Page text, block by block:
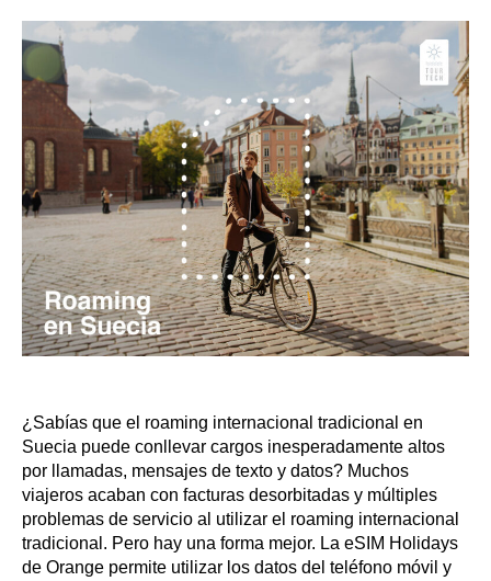
¿Sabías que el roaming internacional tradicional en
Suecia puede conllevar cargos inesperadamente altos
por llamadas, mensajes de texto y datos? Muchos
viajeros acaban con facturas desorbitadas y múltiples
problemas de servicio al utilizar el roaming internacional
tradicional. Pero hay una forma mejor. La eSIM Holidays
de Orange permite utilizar los datos del teléfono móvil y